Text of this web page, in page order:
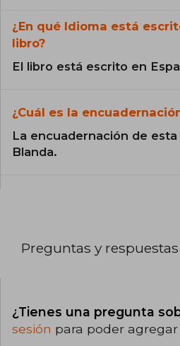
¿En qué Idioma está
libro?
El libro está escrito en
¿Cuál es la
La encuadernación de
Blanda.
Preguntas y
¿Tienes una pregunta
sesión para poder